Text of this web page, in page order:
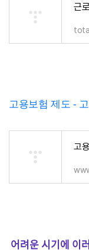
근
고용보험 제도 -
고
어려운 시기에 이